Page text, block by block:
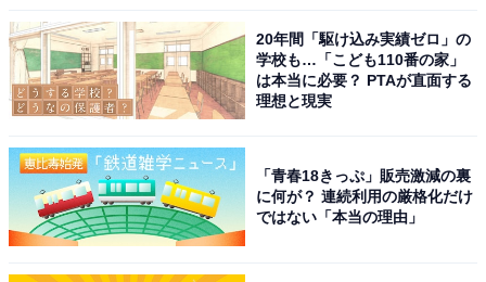
ます。この動作はOSによって挙動が異なっており、以下
のようにまとめられます。
ても基本的には問題なし
macOS：取り外し操作あり。基本的には操作をした
後に取り外すべき
20年間「駆け込み実績ゼロ」の
学校も…「こども110番の家」
は本当に必要？ PTAが直面する
理想と現実
「青春18きっぷ」販売激減の裏
に何が？ 連続利用の厳格化だけ
ではない「本当の理由」